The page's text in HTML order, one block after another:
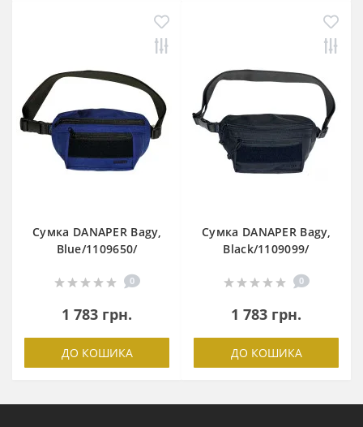
Сумка DANAPER Bagy,
Blue/1109650/
0
1 783 грн.
ДО КОШИКА
Сумка DANAPER Bagy,
Black/1109099/
0
1 783 грн.
ДО КОШИКА